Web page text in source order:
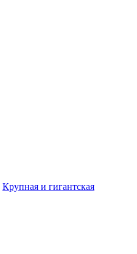
Крупная и гигантская